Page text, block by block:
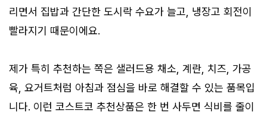
리면서 집밥과 간단한 도시락 수요가 늘고, 냉장고 회전이
빨라지기 때문이에요.
제가 특히 추천하는 쪽은 샐러드용 채소, 계란, 치즈, 가공
육, 요거트처럼 아침과 점심을 바로 해결할 수 있는 품목입
니다. 이런 코스트코 추천상품은 한 번 사두면 식비를 줄이